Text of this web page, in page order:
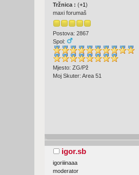
Tržnica :(+1)
maxi forumaš
Postova: 2867
Spol:
Mjesto: ZG/Pž
Moj Skuter: Area 51
igor.sb
igoriiinaaa
moderator